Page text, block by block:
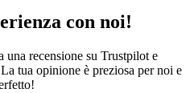
con noi!
recensione su Trustpilot e
tua opinione è preziosa per noi e